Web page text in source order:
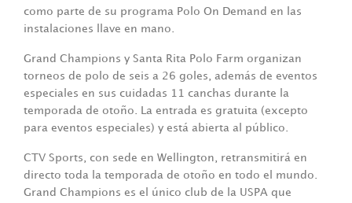
como parte de su programa Polo On Demand en las
instalaciones llave en mano.
Grand Champions y Santa Rita Polo Farm organizan
torneos de polo de seis a 26 goles, además de eventos
especiales en sus cuidadas 11 canchas durante la
temporada de otoño. La entrada es gratuita (excepto
para eventos especiales) y está abierta al público.
CTV Sports, con sede en Wellington, retransmitirá en
directo toda la temporada de otoño en todo el mundo.
Grand Champions es el único club de la USPA que